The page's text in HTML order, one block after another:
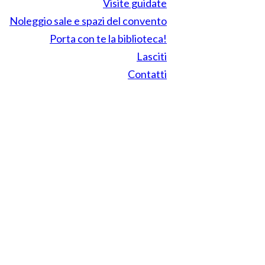
Visite guidate
Noleggio sale e spazi del convento
Porta con te la biblioteca!
Lasciti
Contatti